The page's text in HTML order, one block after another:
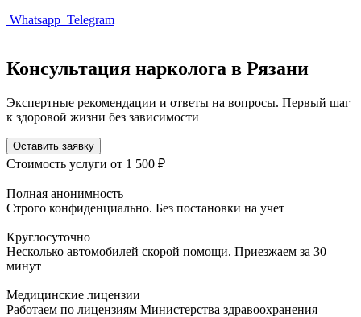
Whatsapp Telegram
Консультация нарколога в Рязани
Экспертные рекомендации и ответы на вопросы. Первый шаг
к здоровой жизни без зависимости
Оставить заявку
Стоимость услуги от 1 500 ₽
Полная анонимность
Строго конфиденциально. Без постановки на учет
Круглосуточно
Несколько автомобилей скорой помощи. Приезжаем за 30
минут
Медицинские лицензии
Работаем по лицензиям Министерства здравоохранения